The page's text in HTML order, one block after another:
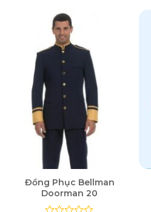
sao
Đồng Phục Bellman
Doorman 20